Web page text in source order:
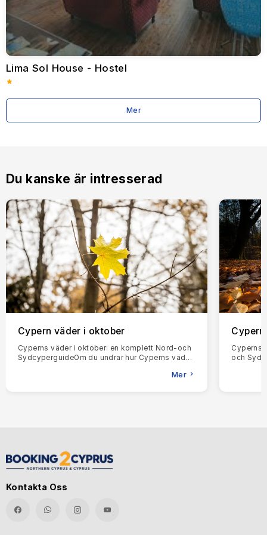
naturskönhet, lyxig gästfrihet och livlig underhållning. Oavsett
om resenärer söker avkoppling, historisk utforskning,
gastronomiska läckerheter eller spännande nattliv, erbjuder
Limassol en oförglömlig semesterupplevelse som passar alla
preferenser.
Lima Sol House - Hostel
Mer
Du kanske är intresserad
Cypern väder i oktober
Cyperns väder i oktober: en komplett Nord-och
SydcyperguideOm du undrar hur Cyperns väder
Mer
Cyperns
och
Kontakta Oss